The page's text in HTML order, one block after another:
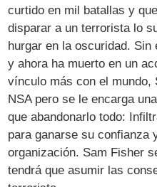
curtido en mil batallas y
disparar a un terrorista lo
hurgar en la oscuridad. Sin
y ahora ha muerto en un
vínculo más con el mundo,
NSA pero se le encarga
que abandonarlo todo:
para ganarse su confianza
organización. Sam Fisher
tendrá que asumir las